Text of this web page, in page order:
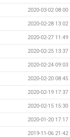
2020-03-02 08:00
2020-02-28 13:02
2020-02-27 11:49
2020-02-25 13:37
2020-02-24 09:03
2020-02-20 08:45
2020-02-19 17:37
2020-02-15 15:30
2020-01-20 17:17
2019-11-06 21:42